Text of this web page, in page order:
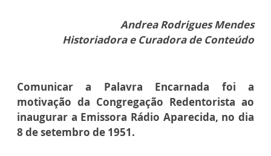
Andrea Rodrigues Mendes
Historiadora e Curadora de Conteúdo
Comunicar a Palavra Encarnada foi a
motivação da Congregação Redentorista ao
inaugurar a Emissora Rádio Aparecida, no dia
8 de setembro de 1951.